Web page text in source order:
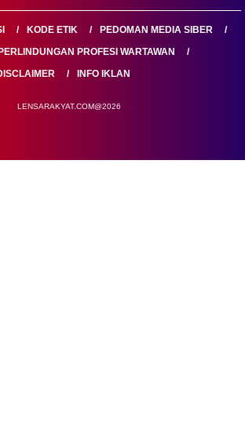
KODE ETIK
PEDOMAN MEDIA SIBER
PROFESI WARTAWAN
INFO IKLAN
LENSARAKYAT.COM@2026